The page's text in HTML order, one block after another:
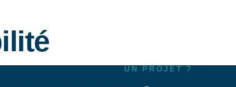
UN PROJET ?